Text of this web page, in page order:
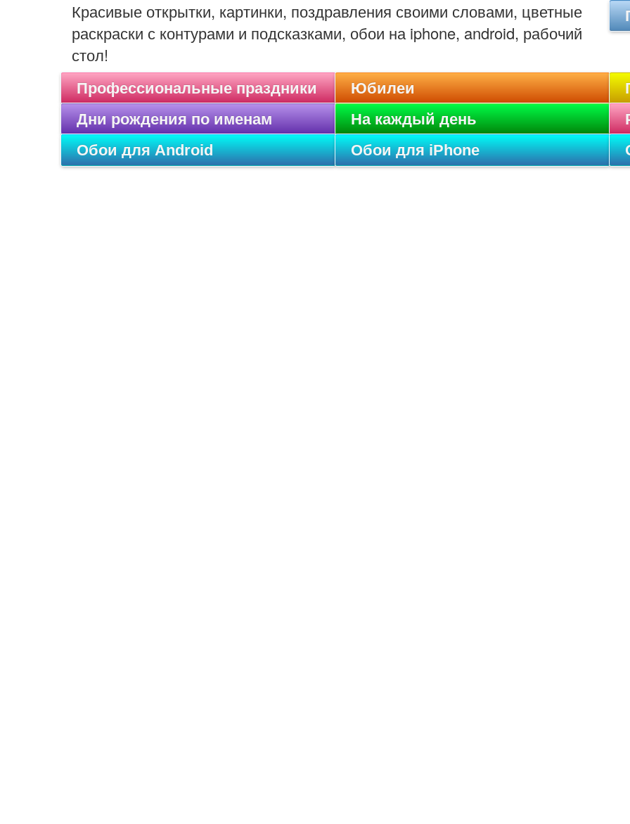
Красивые открытки, картинки, поздравления своими словами, цветные
раскраски с контурами и подсказками, обои на iphone, android, рабочий
стол!
Профессиональные праздники Юбилеи
Дни рождения по именам
На каждый день
Обои для Android
Обои для iPhone